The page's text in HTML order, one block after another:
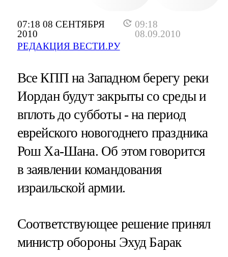
07:18 08 СЕНТЯБРЯ
2010
09:18
08.09.2010
РЕДАКЦИЯ ВЕСТИ.РУ
Все КПП на Западном берегу реки
Иордан будут закрыты со среды и
вплоть до субботы - на период
еврейского новогоднего праздника
Рош Ха-Шана. Об этом говорится
в заявлении командования
израильской армии.
Соответствующее решение принял
министр обороны Эхуд Барак